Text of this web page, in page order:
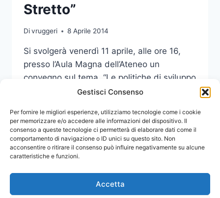
Gestisci Consenso
Per fornire le migliori esperienze, utilizziamo tecnologie come i cookie
per memorizzare e/o accedere alle informazioni del dispositivo. Il
consenso a queste tecnologie ci permetterà di elaborare dati come il
comportamento di navigazione o ID unici su questo sito. Non
acconsentire o ritirare il consenso può influire negativamente su alcune
caratteristiche e funzioni.
Accetta
Stretto”
Divruggeri 8 Aprile 2014
Si svolgerà venerdì 11 aprile, alle ore 16,
presso l’Aula Magna dell’Ateneo un
convegno sul tema “Le politiche di sviluppo
dell’Area dello Stretto”.
LEGGI DI PIÙCONVEGNO
“LE
POLITICHE
DI
SVILUPPO
DELLO
STRETTO”